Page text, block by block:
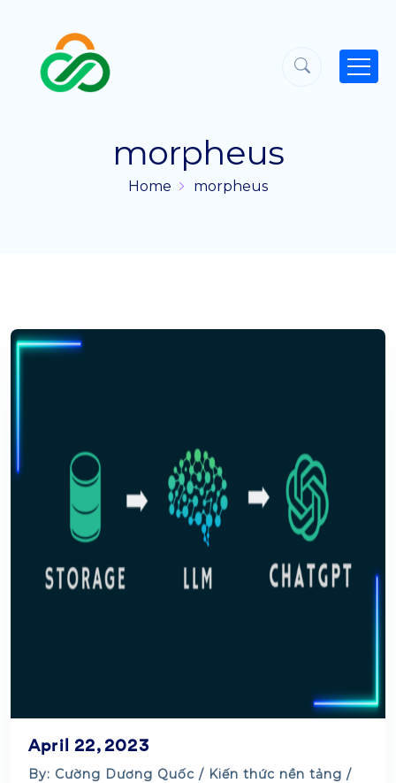
morpheus
Home morpheus
April 22, 2023
By: Cường Dương Quốc / Kiến thức nền tảng /